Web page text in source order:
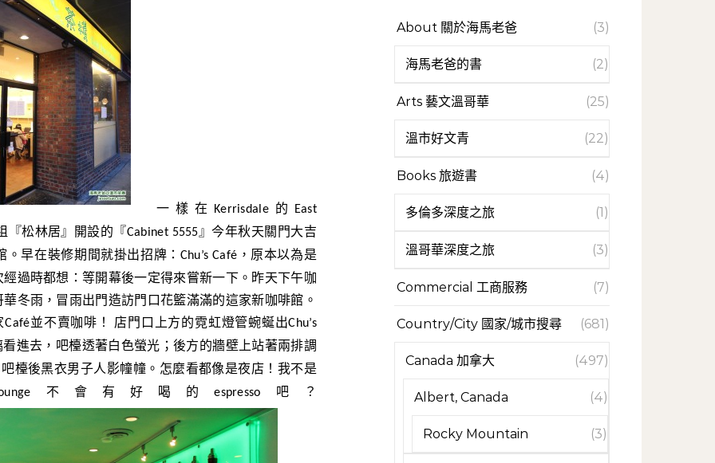
一樣在 Kerrisdale 的 East
『松林居』開設的『Cabinet 5555』今年秋天關門大吉
早在裝修期間就掛出招牌： Chu’s Café ，原本以為是
過時都想：等開幕後一定得來嘗新一下。昨天下午咖
冬雨，冒雨出門造訪門口花籃滿滿的這家新咖啡館。
Café並不賣咖啡！ 店門口上方的霓虹燈管蜿蜒出Chu’s
進去，吧檯透著白色螢光；後方的牆壁上站著兩排調
檯後黑衣男子人影幢幢。怎麼看都像是夜店！我不是
不會有好喝的espresso 吧？
About 關於海馬老爸 (3)
海馬老爸的書 (2)
Arts 藝文溫哥華 (25)
溫市好文青 (22)
Books 旅遊書 (4)
多倫多深度之旅 (1)
溫哥華深度之旅 (3)
Commercial 工商服務 (7)
Country/City 國家/城市搜尋 (681)
Canada 加拿大 (497)
Albert, Canada (4)
Rocky Mountain (3)